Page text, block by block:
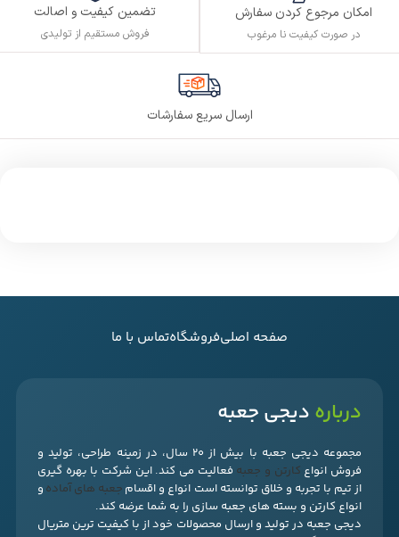
امکان مرجوع کردن سفارش
در صورت کیفیت نا مرغوب
تضمین کیفیت و اصالت
فروش مستقیم از تولیدی
ارسال سریع سفارشات
صفحه اصلیفروشگاهتماس با ما
درباره دیجی جعبه
مجموعه دیجی جعبه با بیش از 20 سال، در زمینه طراحی، تولید و
فروش انواع کارتن و جعبه فعالیت می کند. این شرکت با بهره گیری
از تیم با تجربه و خلاق توانسته است انواع و اقسام جعبه های آماده و
انواع کارتن و بسته های جعبه سازی را به شما عرضه کند.
دیجی جعبه در تولید و ارسال محصولات خود از با کیفیت ترین متریال